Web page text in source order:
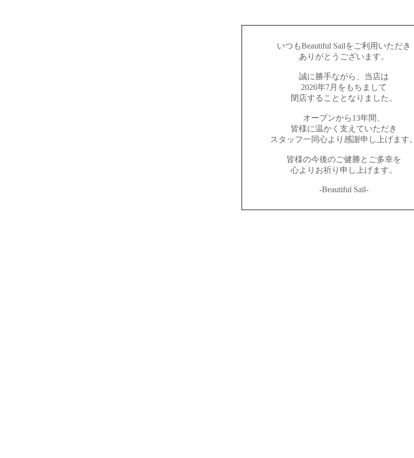
いつもBeautiful Sailをご利用いただき
ありがとうございます。
誠に勝手ながら、当店は
2026年7月をもちまして
閉店することとなりました。
オープンから13年間、
皆様に温かく支えていただき
スタッフ一同心より感謝申し上げます。
皆様の今後のご健勝とご多幸を
心よりお祈り申し上げます。
-Beautiful Sail-